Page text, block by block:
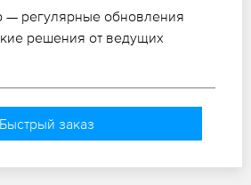
регулярные обновления
решения от ведущих
Быстрый заказ